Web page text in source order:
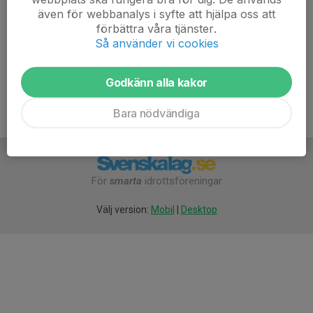
Vi har lagt till hela gruppen i kallelsen så säg till om du
vill bli borttagen.
För smarta idrottsföreningar
Välj version: Mobil Desktop
även för webbanalys i syfte att hjälpa oss att
förbättra våra tjänster.
Så använder vi cookies
Godkänn alla kakor
Bara nödvändiga